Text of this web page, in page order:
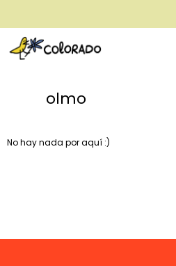
envío gratis a partir de 28€
olmo
No hay nada por aquí :)